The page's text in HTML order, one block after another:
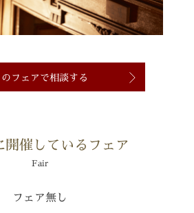
のフェアで相談する
開催しているフェア
Fair
フェア無し